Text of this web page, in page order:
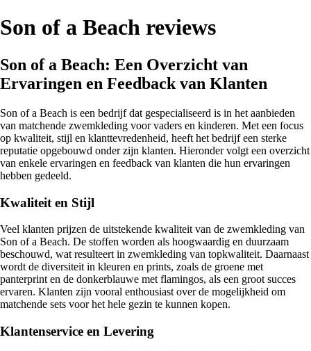
Son of a Beach reviews
Son of a Beach: Een Overzicht van
Ervaringen en Feedback van Klanten
Son of a Beach is een bedrijf dat gespecialiseerd is in het aanbieden
van matchende zwemkleding voor vaders en kinderen. Met een focus
op kwaliteit, stijl en klanttevredenheid, heeft het bedrijf een sterke
reputatie opgebouwd onder zijn klanten. Hieronder volgt een overzicht
van enkele ervaringen en feedback van klanten die hun ervaringen
hebben gedeeld.
Kwaliteit en Stijl
Veel klanten prijzen de uitstekende kwaliteit van de zwemkleding van
Son of a Beach. De stoffen worden als hoogwaardig en duurzaam
beschouwd, wat resulteert in zwemkleding van topkwaliteit. Daarnaast
wordt de diversiteit in kleuren en prints, zoals de groene met
panterprint en de donkerblauwe met flamingos, als een groot succes
ervaren. Klanten zijn vooral enthousiast over de mogelijkheid om
matchende sets voor het hele gezin te kunnen kopen.
Klantenservice en Levering